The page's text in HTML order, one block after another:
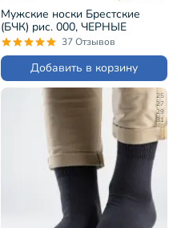
Мужские носки Брестские
(БЧК) рис. 000, ЧЕРНЫЕ
(14С2122)
37 Отзывов
Добавить в корзину
25
27
29
31